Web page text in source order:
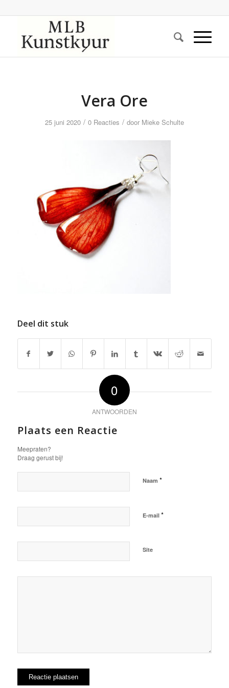
Vera Ore
25 juni 2020 / 0 Reacties / door Mieke Schulte
Deel dit stuk
0
ANTWOORDEN
Plaats een Reactie
Meepraten?
Draag gerust bij!
Naam *
E-mail *
Site